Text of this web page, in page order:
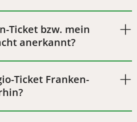
Ticket bzw. mein
anerkannt?
Ticket Franken-